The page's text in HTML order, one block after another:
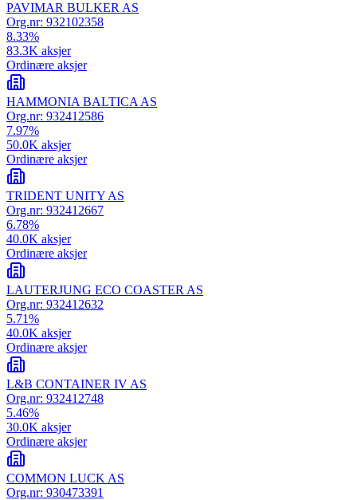
PAVIMAR BULKER AS
Org.nr: 932102358
8.33%
83.3K aksjer
Ordinære aksjer
HAMMONIA BALTICA AS
Org.nr: 932412586
7.97%
50.0K aksjer
Ordinære aksjer
TRIDENT UNITY AS
Org.nr: 932412667
6.78%
40.0K aksjer
Ordinære aksjer
LAUTERJUNG ECO COASTER AS
Org.nr: 932412632
5.71%
40.0K aksjer
Ordinære aksjer
L&B CONTAINER IV AS
Org.nr: 932412748
5.46%
30.0K aksjer
Ordinære aksjer
COMMON LUCK AS
Org.nr: 930473391